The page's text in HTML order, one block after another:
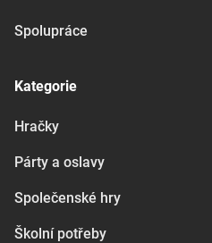
Spolupráce
Kategorie
Hračky
Párty a oslavy
Společenské hry
Školní potřeby